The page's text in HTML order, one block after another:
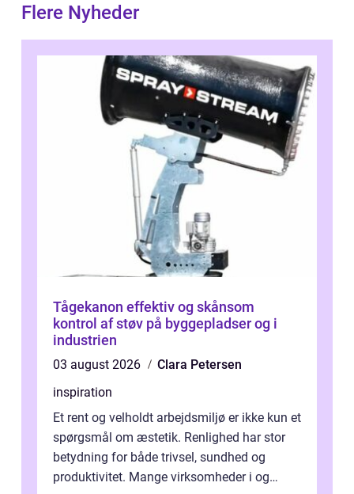
Flere Nyheder
Tågekanon effektiv og skånsom
kontrol af støv på byggepladser og i
industrien
03 august 2026
Clara Petersen
inspiration
Et rent og velholdt arbejdsmiljø er ikke kun et
spørgsmål om æstetik. Renlighed har stor
betydning for både trivsel, sundhed og
produktivitet. Mange virksomheder i og